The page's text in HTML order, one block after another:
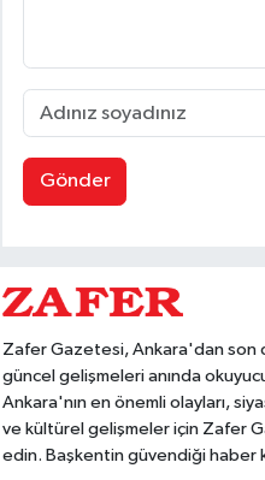
Gönder
Zafer Gazetesi, Ankara'dan son
güncel gelişmeleri anında
Ankara'nın en önemli olayları,
ve kültürel gelişmeler için Zafer
edin. Başkentin güvendiği haber